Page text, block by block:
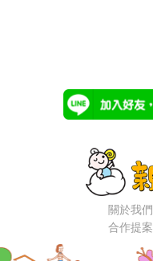
關於我們
合作提案